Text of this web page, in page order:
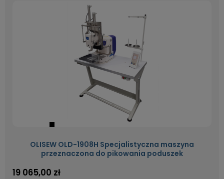
OLISEW OLD-1908H Specjalistyczna maszyna
przeznaczona do pikowania poduszek
19 065,00 zł